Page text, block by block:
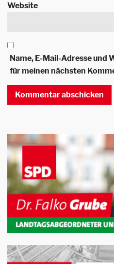
Website
Name, E-Mail-Adresse und
für meinen nächsten